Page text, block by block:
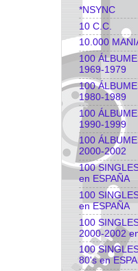
*NSYNC
10 C.C.
10.000
100
1969-1979
100
1980-1989
100
1990-1999
100
2000-2002
100
en ESPAÑA
100
en ESPAÑA
100
2000-2002
100
80's en